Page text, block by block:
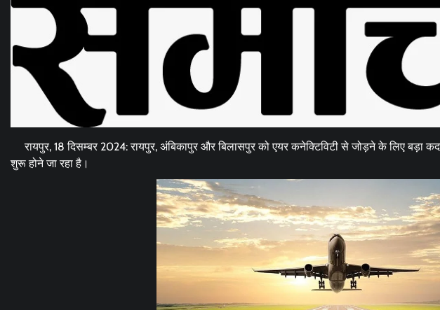
रायपुर, 18 दिसम्बर 2024: रायपुर, अंबिकापुर और बिलासपुर को एयर कनेक्टिविटी से जोड़ने के लिए बड़ा
शुरू होने जा रहा है।
साय